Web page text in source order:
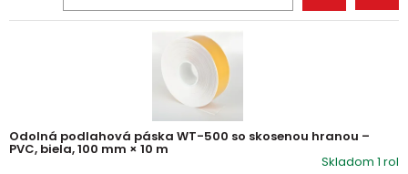
Odolná podlahová páska WT-500 so skosenou hranou –
PVC, biela, 100 mm × 10 m
Skladom 1 rol